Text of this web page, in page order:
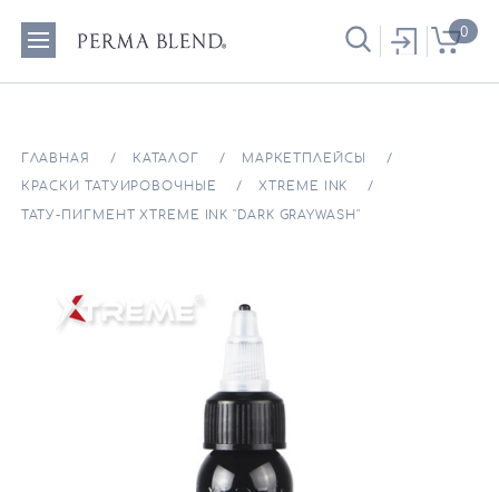
0
ГЛАВНАЯ КАТАЛОГ МАРКЕТПЛЕЙСЫ
КРАСКИ ТАТУИРОВОЧНЫЕ XTREME INK
ТАТУ-ПИГМЕНТ XTREME INK "DARK GRAYWASH"